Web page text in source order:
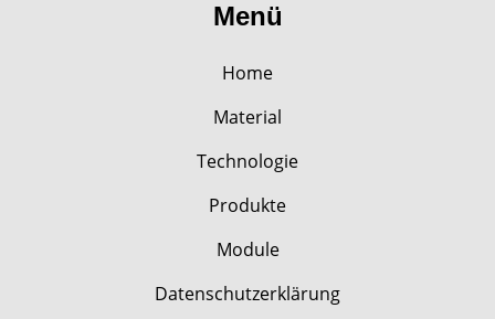
Menü
Home
Material
Technologie
Produkte
Module
Datenschutzerklärung